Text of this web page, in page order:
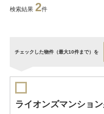
検索結果 2件
チェックした物件（最大10件まで）を
ライオンズマンショ